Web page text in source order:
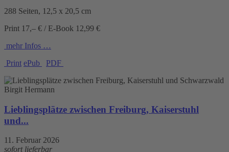
288 Seiten, 12,5 x 20,5 cm
Print 17,– € / E-Book 12,99 €
mehr Infos …
Print ePub PDF
Birgit Hermann
Lieblingsplätze zwischen Freiburg, Kaiserstuhl
und...
11. Februar 2026
sofort lieferbar